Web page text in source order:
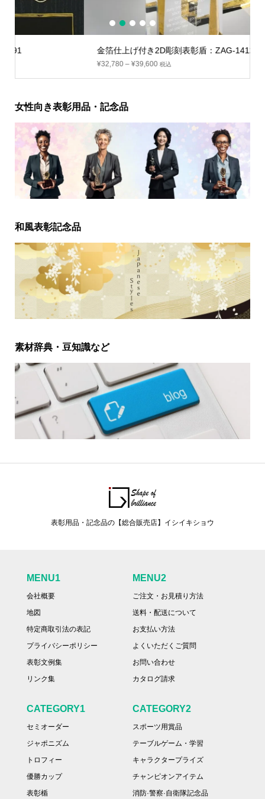
金箔仕上げ付き2D彫刻表彰盾：ZAG-1412
税込
1 2 3 4 5
女性向き表彰用品・記念品
和風表彰記念品
素材辞典・豆知識など
表彰用品・記念品の【総合販売店】イシイキショウ
MENU1
会社概要
地図
特定商取引法の表記
プライバシーポリシー
表彰文例集
リンク集
MENU2
ご注文・お見積り方法
送料・配送について
お支払い方法
よくいただくご質問
お問い合わせ
カタログ請求
CATEGORY1
セミオーダー
ジャポニズム
トロフィー
優勝カップ
表彰楯
CATEGORY2
スポーツ用賞品
テーブルゲーム・学習
キャラクタープライズ
チャンピオンアイテム
消防·警察·自衛隊記念品